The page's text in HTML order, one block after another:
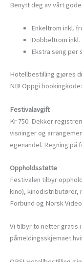
Benytt deg av vårt
Enkeltrom inkl.
Dobbeltrom inkl.
Ekstra seng per
Hotellbestilling gjøres
NB! Oppgi
Festivalavgift
Kr 750. Dekker
visninger og
egenandel. Regning på
Oppholdsstøtte
Festivalen tilbyr
kino), kinodistributører,
Forbund og Norsk
Vi tilbyr to netter gratis
påmeldingsskjemaet